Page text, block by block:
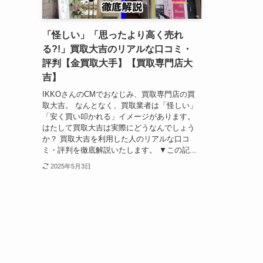
「怪しい」「思ったより高く売れ
る?!」買取大吉のリアルな口コミ・
評判【金買取大手】【買取専門店大
吉】
IKKOさんのCMでおなじみ、買取専門店の買
取大吉。 なんとなく、買取業者は「怪しい」
「安く買い叩かれる」イメージがあります。
はたして買取大吉は実際にどうなんでしょう
か？ 買取大吉を利用した人のリアルな口コ
ミ・評判を徹底解説いたします。 ▼この記...
2025年5月3日